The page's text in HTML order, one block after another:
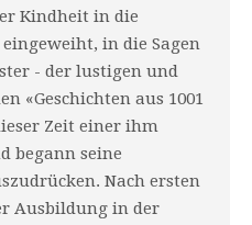
Kindheit in die
in die Sagen
- der lustigen und
«Geschichten aus 1001
Zeit einer ihm
begann seine
Nach ersten
Ausbildung in der